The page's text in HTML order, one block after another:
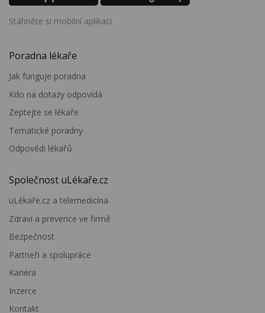
Stáhněte si mobilní aplikaci
Poradna lékaře
Jak funguje poradna
Kdo na dotazy odpovídá
Zeptejte se lékaře
Tematické poradny
Odpovědi lékařů
Společnost uLékaře.cz
uLékaře.cz a telemedicína
Zdraví a prevence ve firmě
Bezpečnost
Partneři a spolupráce
Kariéra
Inzerce
Kontakt